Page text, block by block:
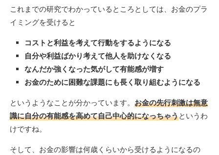
これまでの研究でわかっているところとしては、お金のプラ
イミングを受けると
コストと利益を考えて行動をするようになる
自分や利益ばかり考えて他人を助けなくなる
なんだか強くなった気がして有能感が増す
お金のために困難な課題にも長く取り組むようになる
というようなことが分かっています。 お金の先行刺激は無意
識に自分の有能感を高めて自己中心的になっちゃうというわ
けですね。
そして、お金の影響は何歳くらいから受けるようになるの